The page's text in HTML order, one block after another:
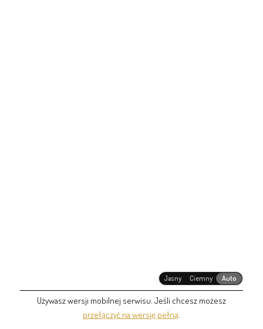
Jasny Ciemny Auto
Używasz wersji mobilnej serwisu. Jeśli chcesz możesz
przełączyć na wersję pełną